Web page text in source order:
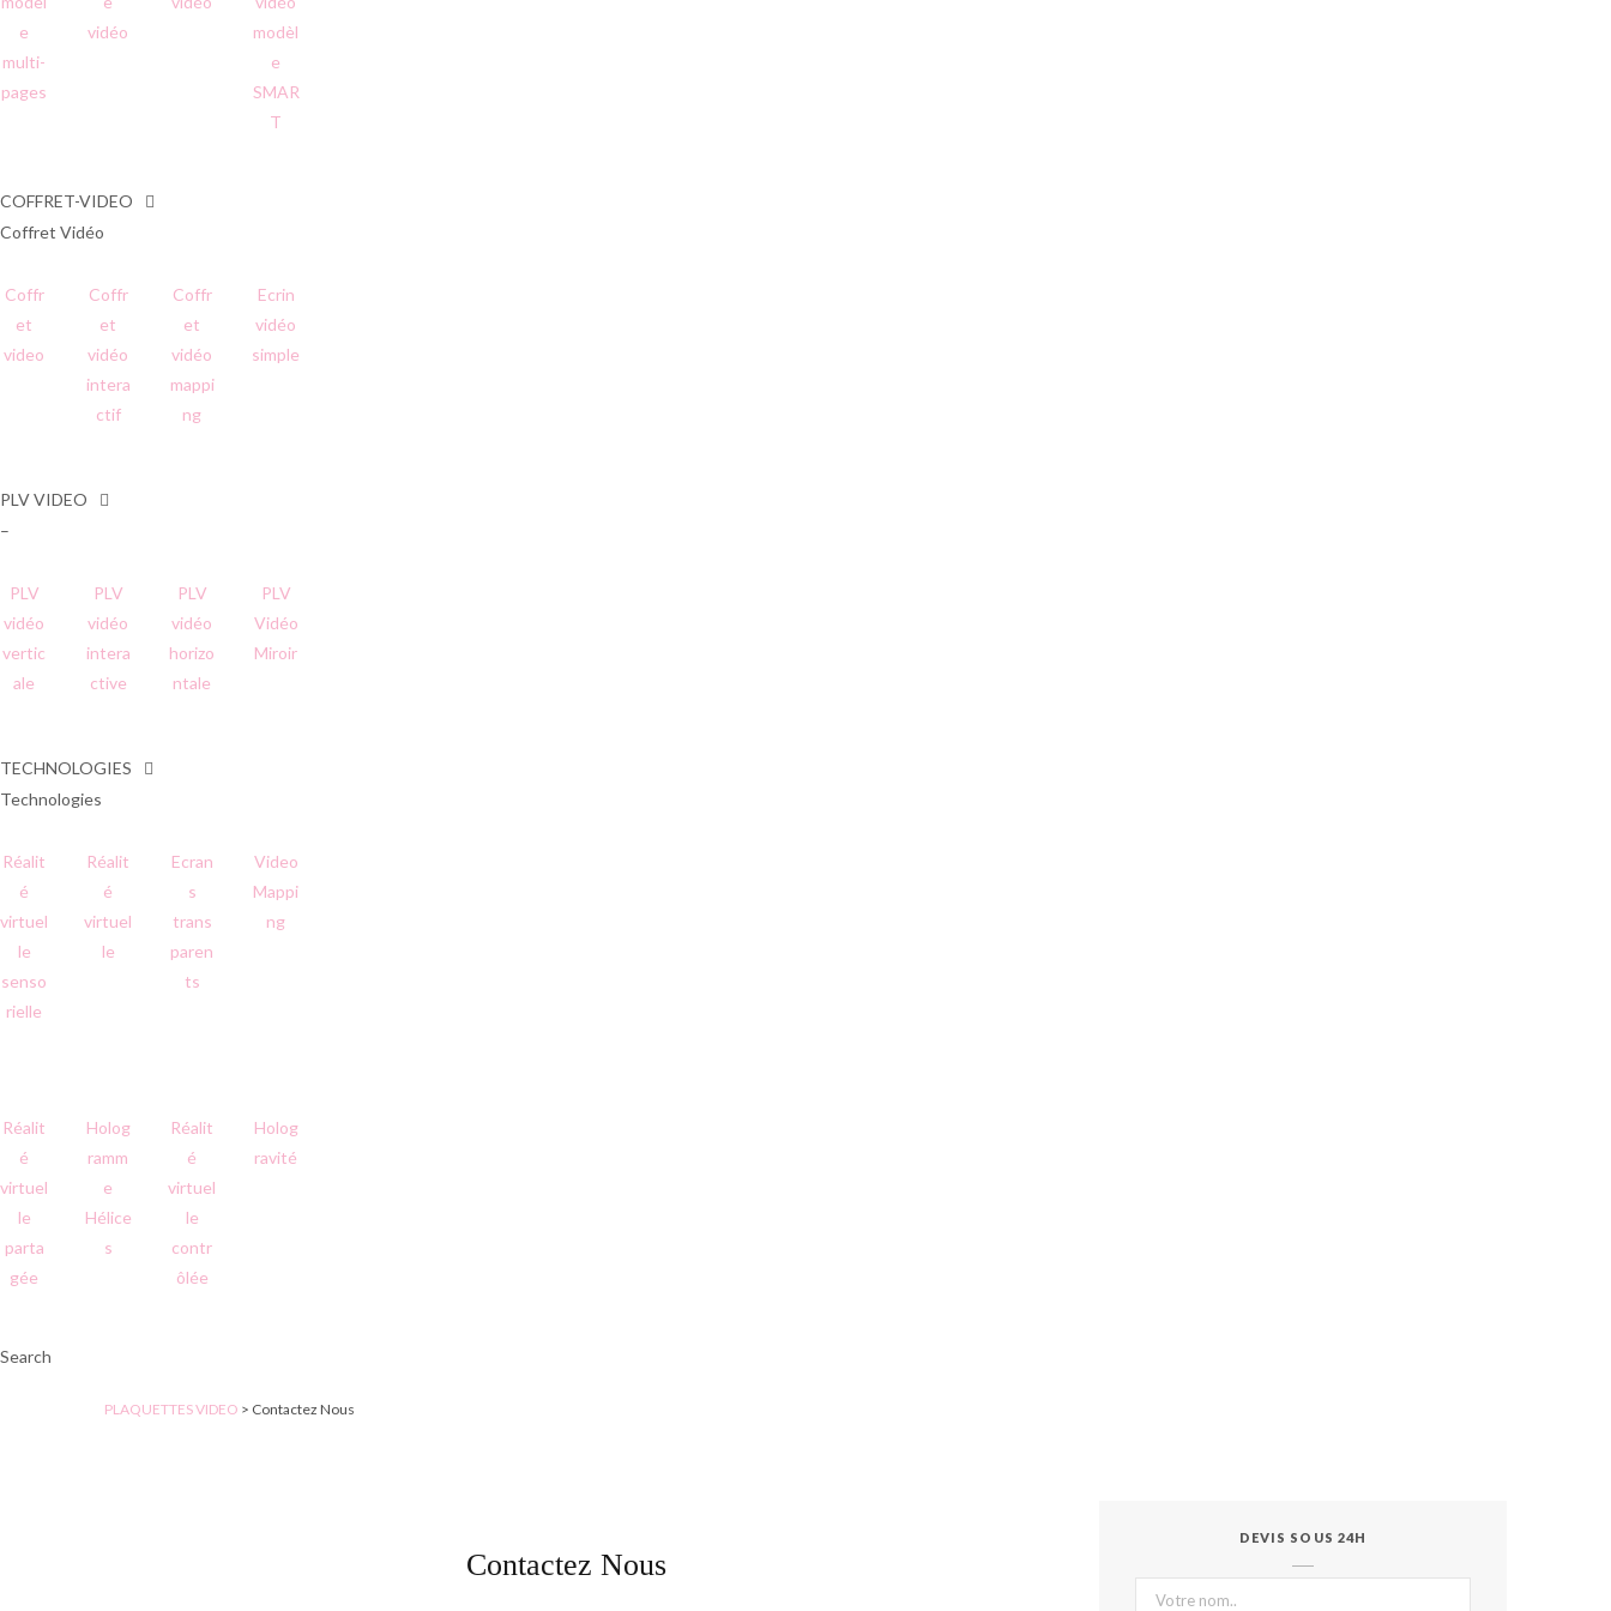
e
multi-
pages
vidéo
modèl
e
SMAR
T
COFFRET-VIDEO
Coffret Vidéo
Coffr
et
video
Coffr
et
vidéo
intera
ctif
Coffr
et
vidéo
mappi
ng
Ecrin
vidéo
simple
PLV VIDEO
–
PLV
vidéo
vertic
ale
PLV
vidéo
intera
ctive
PLV
vidéo
horizo
ntale
PLV
Vidéo
Miroir
TECHNOLOGIES
Technologies
Réalit
é
virtuel
le
senso
rielle
Réalit
é
virtuel
le
Ecran
s
trans
paren
ts
Video
Mappi
ng
Réalit
é
virtuel
le
parta
gée
Holog
ramm
e
Hélice
s
Réalit
é
virtuel
le
contr
ôlée
Holog
ravité
Search
PLAQUETTES VIDEO > Contactez Nous
Contactez Nous
DEVIS SOUS 24H